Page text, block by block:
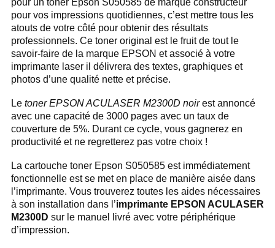
pour un toner Epson S050585 de marque constructeur
pour vos impressions quotidiennes, c’est mettre tous les
atouts de votre côté pour obtenir des résultats
professionnels. Ce toner original est le fruit de tout le
savoir-faire de la marque EPSON et associé à votre
imprimante laser il délivrera des textes, graphiques et
photos d’une qualité nette et précise.
Le toner EPSON ACULASER M2300D noirest annoncé
avec une capacité de 3000 pages avec un taux de
couverture de 5%. Durant ce cycle, vous gagnerez en
productivité et ne regretterez pas votre choix !
La cartouche toner Epson S050585 est immédiatement
fonctionnelle est se met en place de manière aisée dans
l’imprimante. Vous trouverez toutes les aides nécessaires
à son installation dans l’imprimante EPSON ACULASER
M2300D sur le manuel livré avec votre périphérique
d’impression.